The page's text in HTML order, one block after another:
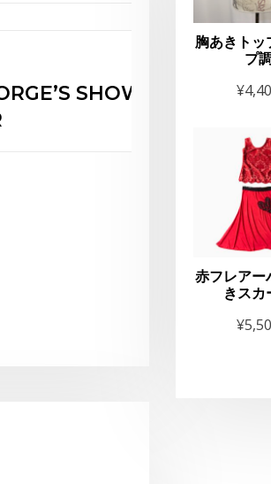
Japanese
胸あきトッ
プ
¥
赤フレアー
きスカ
¥